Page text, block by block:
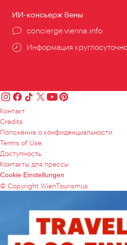
ИИ-консьерж Вены
concierge.vienna.info
Информация
Контакт
Credits
Положение о конфиденциальности
Terms of Use
Доступность
Контакты для прессы
Cookie Einstellungen
© Copyright WienTourismus